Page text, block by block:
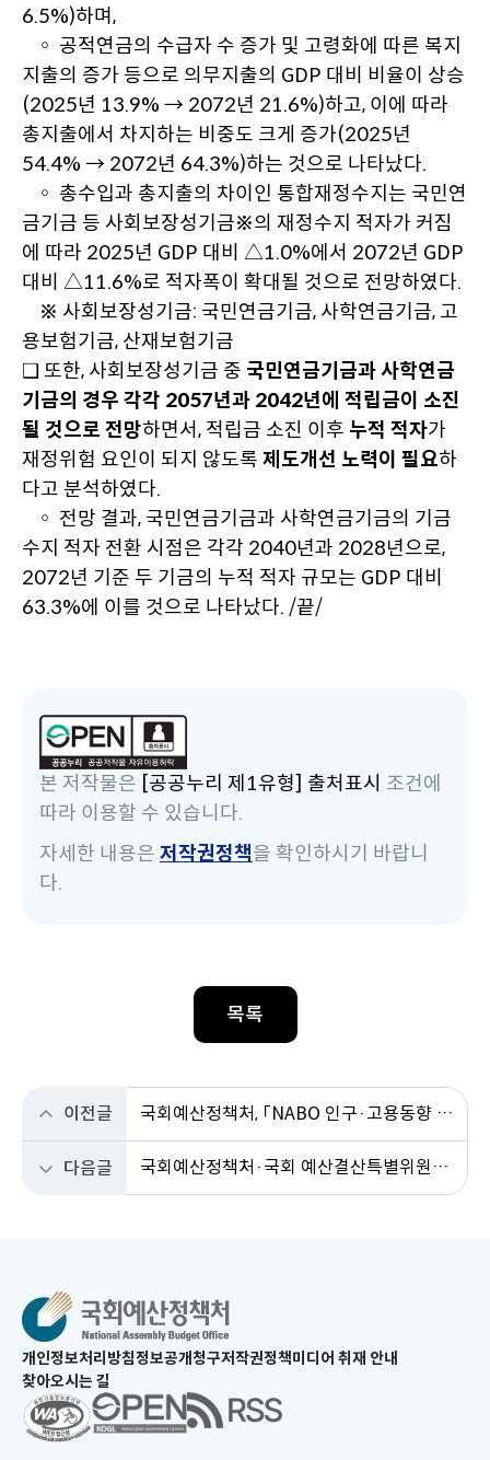
6.5%)하며,
◦ 공적연금의 수급자 수 증가 및 고령화에 따른 복지
지출의 증가 등으로 의무지출의 GDP 대비 비율이 상승
(2025년 13.9% → 2072년 21.6%)하고, 이에 따라
총지출에서 차지하는 비중도 크게 증가(2025년
54.4% → 2072년 64.3%)하는 것으로 나타났다.
◦ 총수입과 총지출의 차이인 통합재정수지는 국민연
금기금 등 사회보장성기금※의 재정수지 적자가 커짐
에 따라 2025년 GDP 대비 △1.0%에서 2072년 GDP
대비 △11.6%로 적자폭이 확대될 것으로 전망하였다.
※ 사회보장성기금: 국민연금기금, 사학연금기금, 고
용보험기금, 산재보험기금
❑ 또한, 사회보장성기금 중 국민연금기금과 사학연금
기금의 경우 각각 2057년과 2042년에 적립금이 소진
될 것으로 전망하면서, 적립금 소진 이후 누적 적자가
재정위험 요인이 되지 않도록 제도개선 노력이 필요하
다고 분석하였다.
◦ 전망 결과, 국민연금기금과 사학연금기금의 기금
수지 적자 전환 시점은 각각 2040년과 2028년으로,
2072년 기준 두 기금의 누적 적자 규모는 GDP 대비
63.3%에 이를 것으로 나타났다. /끝/
본 저작물은 [공공누리 제1유형] 출처표시 조건에
따라 이용할 수 있습니다.
자세한 내용은 저작권정책을 확인하시기 바랍니
다.
목록
이전글 국회예산정책처, 「NABO 인구·고용동향 & 이슈」 창간
다음글 국회예산정책처·국회 예산결산특별위원회,「국회 예산안 심의권 강화를 위한 정책과제 토론회」 공동 개최-국회의 실질적인 예산안 심의조정 기반 확립을 위한 정책 및 입법과제 논의
개인정보처리방침새
으
로
정보공개청구저작권정책미디어 취재 안내
찾아오시는 길
새
창